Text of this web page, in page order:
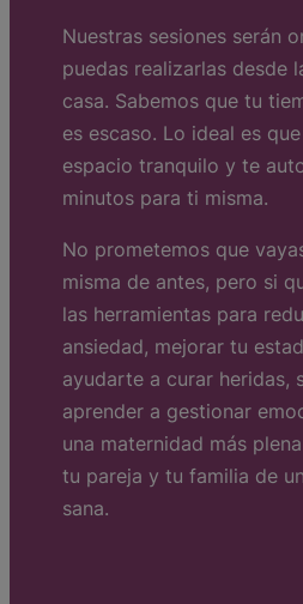
Nuestras sesiones serán
puedas realizarlas desde
casa. Sabemos que tu
es escaso. Lo ideal es
espacio tranquilo y te
minutos para ti misma.
No prometemos que
misma de antes, pero si
las herramientas para
ansiedad, mejorar tu
ayudarte a curar heridas,
aprender a gestionar
una maternidad más
tu pareja y tu familia de
sana.